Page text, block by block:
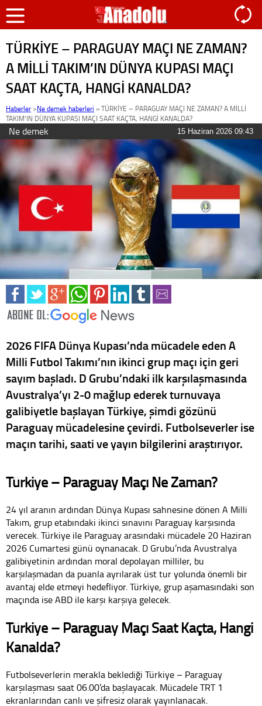
TÜRKİYE – PARAGUAY MAÇI NE ZAMAN?
A MİLLİ TAKIM’IN DÜNYA KUPASI MAÇI
SAAT KAÇTA, HANGİ KANALDA?
Haberler >Ne demek haberleri »TÜRKİYE – PARAGUAY MAÇI NE ZAMAN? A MİLLİ
TAKIM’IN DÜNYA KUPASI MAÇI SAAT KAÇTA, HANGİ KANALDA?
Ne demek 15 Haziran 2026 09:43
2026 FIFA Dünya Kupası’nda mücadele eden A
Milli Futbol Takımı’nın ikinci grup maçı için geri
sayım başladı. D Grubu’ndaki ilk karşılaşmasında
Avustralya’yı 2-0 mağlup ederek turnuvaya
galibiyetle başlayan Türkiye, şimdi gözünü
Paraguay mücadelesine çevirdi. Futbolseverler ise
maçın tarihi, saati ve yayın bilgilerini araştırıyor.
Türkiye – Paraguay Maçı Ne Zaman?
24 yıl aranın ardından Dünya Kupası sahnesine dönen A Milli
Takım, grup etabındaki ikinci sınavını Paraguay karşısında
verecek. Türkiye ile Paraguay arasındaki mücadele 20 Haziran
2026 Cumartesi günü oynanacak. D Grubu’nda Avustralya
galibiyetinin ardından moral depolayan milliler, bu
karşılaşmadan da puanla ayrılarak üst tur yolunda önemli bir
avantaj elde etmeyi hedefliyor. Türkiye, grup aşamasındaki son
maçında ise ABD ile karşı karşıya gelecek.
Türkiye – Paraguay Maçı Saat Kaçta, Hangi
Kanalda?
Futbolseverlerin merakla beklediği Türkiye – Paraguay
karşılaşması saat 06.00’da başlayacak. Mücadele TRT 1
ekranlarından canlı ve şifresiz olarak yayınlanacak.